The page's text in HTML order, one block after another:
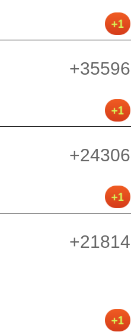
+35596
+24306
+21814